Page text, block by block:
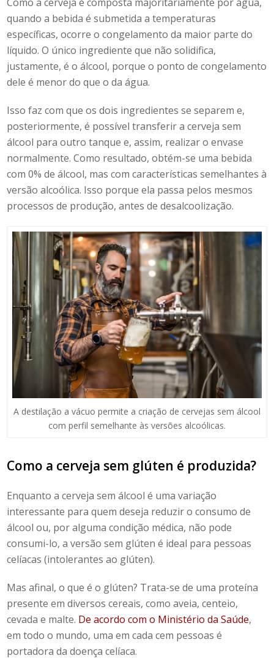
Como a cerveja é composta majoritariamente por água,
quando a bebida é submetida a temperaturas
específicas, ocorre o congelamento da maior parte do
líquido. O único ingrediente que não solidifica,
justamente, é o álcool, porque o ponto de congelamento
dele é menor do que o da água.
Isso faz com que os dois ingredientes se separem e,
posteriormente, é possível transferir acerveja sem
álcool para outro tanque e, assim, realizar o envase
normalmente. Como resultado, obtém-se uma bebida
com 0% de álcool, mas com características semelhantes à
versão alcoólica. Isso porque ela passa pelos mesmos
processos de produção, antes de desalcoolização.
A destilação a vácuo permite a criação de cervejas sem álcool
com perfil semelhante às versões alcoólicas.
Como a cerveja sem glúten é produzida?
Enquanto acerveja sem álcool é uma variação
interessante para quem deseja reduzir o consumo de
álcool ou, por alguma condição médica, não pode
consumi-lo, a versão sem glúten é ideal para pessoas
celíacas (intolerantes ao glúten).
Mas afinal,o que é o glúten? Trata-se de uma proteína
presente em diversos cereais, como aveia, centeio,
cevada e malte. De acordo com o Ministério da Saúde,
em todo o mundo, uma em cada cem pessoas é
portadora da doença celíaca.